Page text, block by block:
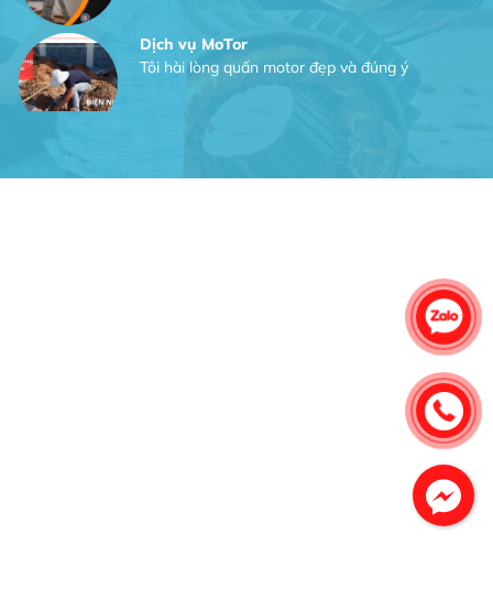
Dịch vụ MoTor
Tôi hài lòng quấn motor đẹp và đúng ý
sản phẩm chất lượng rất tốt sản phẩm